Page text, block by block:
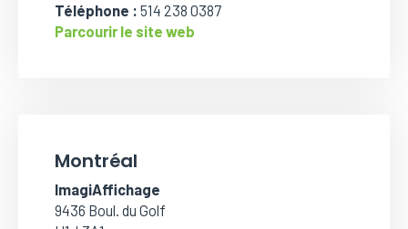
Téléphone : 514 238 0387
Parcourir le site web
Montréal
ImagiAffichage
9436 Boul. du Golf